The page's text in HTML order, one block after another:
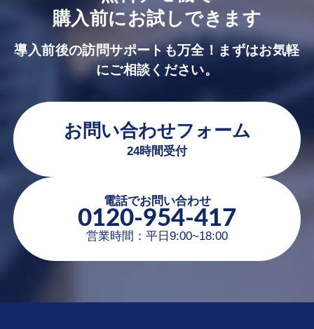
購入前にお試しできます
導入前後の訪問サポートも万全！まずはお気軽
にご相談ください。
お問い合わせフォーム
24時間受付
電話でお問い合わせ
0120-954-417
営業時間：平日9:00~18:00